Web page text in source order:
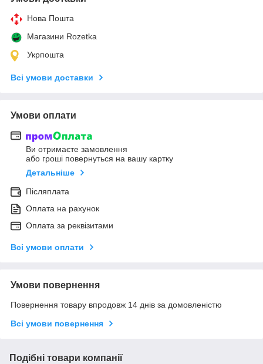
Нова Пошта
Магазини Rozetka
Укрпошта
Всі умови доставки
Умови оплати
Ви отримаєте замовлення
або гроші повернуться на вашу картку
Детальніше
Післяплата
Оплата на рахунок
Оплата за реквізитами
Всі умови оплати
Умови повернення
Повернення товару впродовж 14 днів за домовленістю
Всі умови повернення
Подібні товари компанії